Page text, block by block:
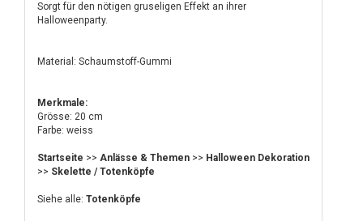
Sorgt für den nötigen gruseligen Effekt an ihrer
Halloweenparty.
Material: Schaumstoff-Gummi
Merkmale:
Grösse: 20 cm
Farbe: weiss
Startseite >> Anlässe & Themen >> Halloween Dekoration
>> Skelette / Totenköpfe
Siehe alle: Totenköpfe